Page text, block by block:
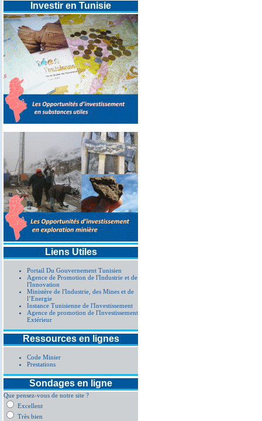
Investir en Tunisie
Liens Utiles
Portail Du Gouvernement Tunisien
Agence de Promotion de l'Industrie et de
l'Innovation
Ministère de l'Industrie, des Mines et de
l’Energie
Instance Tunisienne de l'Investissement
Agence de promotion de l'Investissement
Extérieur
Ressources en lignes
Code Minier
Prestations
Sondages en ligne
Que pensez-vous de notre site ?
Excellent
Très bien